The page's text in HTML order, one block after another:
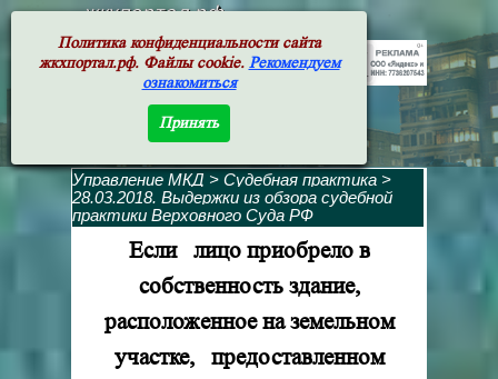
жкхпортал.рф
Управление МКД > Судебная практика >
28.03.2018. Выдержки из обзора судебной
практики Верховного Суда РФ
Если лицо приобрело в
собственность здание,
расположенное на земельном
участке, предоставленном
Политика конфиденциальности сайта
жкхпортал.рф. Файлы cookie. Рекомендуем
ознакомиться
Принять